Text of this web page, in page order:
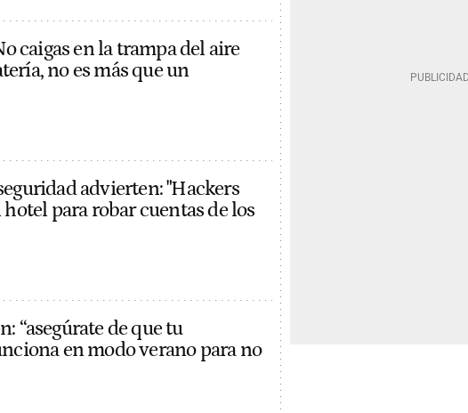
caigas en la trampa del aire
no es más que un
advierten: "Hackers
para robar cuentas de los
“asegúrate de que tu
en modo verano para no